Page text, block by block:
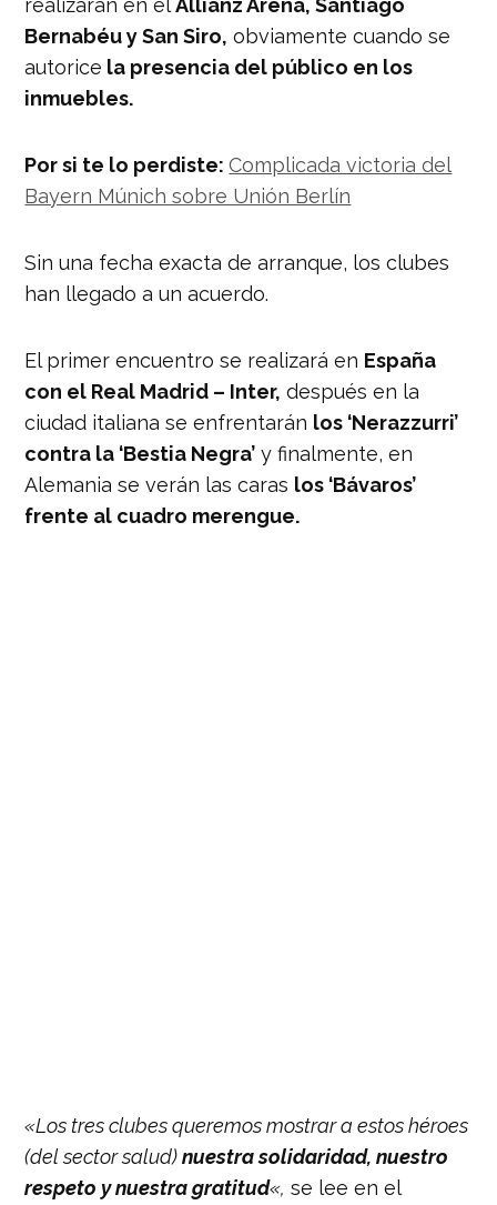
Bernabéu y San Siro, obviamente cuando se
autorice la presencia del público en los
inmuebles.
Por si te lo perdiste:Complicada victoria del
Bayern Múnich sobre Unión Berlín
Sin una fecha exacta de arranque, los clubes
han llegado a un acuerdo.
El primer encuentro se realizará en España
con el Real Madrid – Inter, después en la
ciudad italiana se enfrentarán los ‘Nerazzurri’
contra la ‘Bestia Negra’ y finalmente, en
Alemania se verán las caras los ‘Bávaros’
frente al cuadro merengue.
«Los tres clubes queremos mostrar a estos héroes
(del sector salud)nuestra solidaridad, nuestro
respeto y nuestra gratitud«, se lee en el